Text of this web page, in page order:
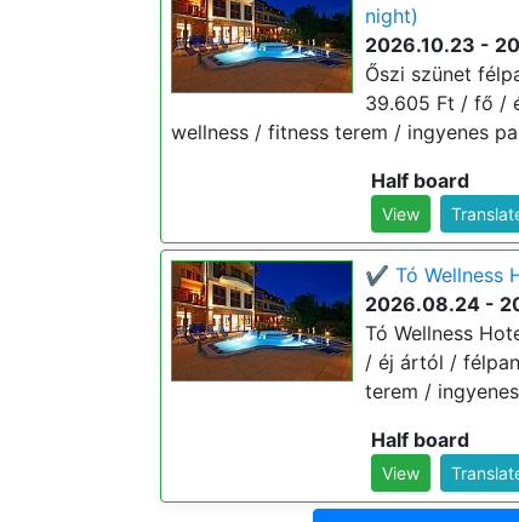
night)
2026.10.23 -
Őszi szünet
39.605 Ft / fő /
wellness / fitness terem / ingyenes
Half board
View
✔️ Tó Wellness
2026.08.24 -
Tó Wellness
/ éj ártól /
terem /
Half board
View